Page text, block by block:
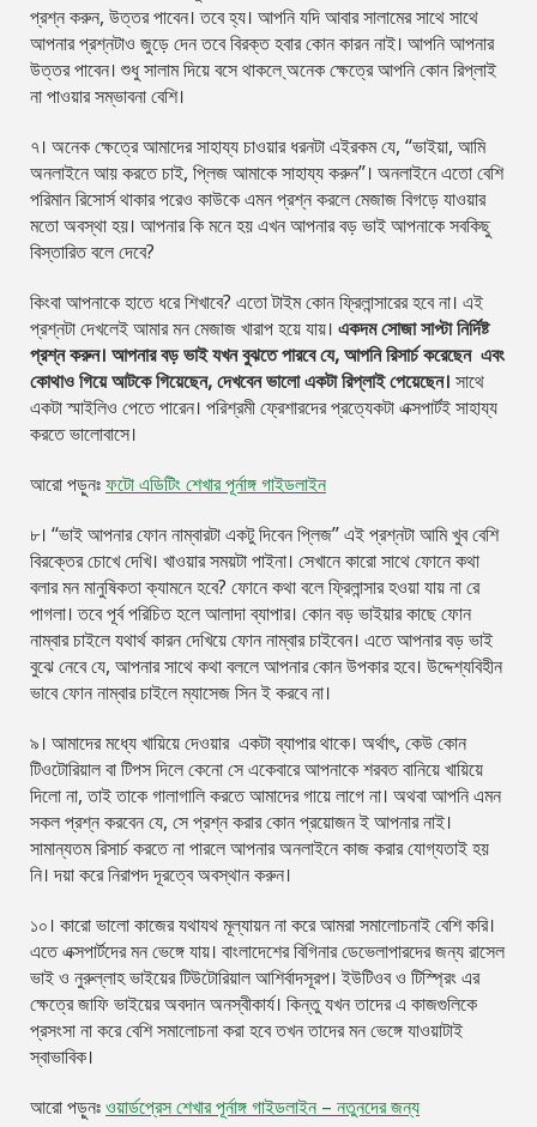
প্রশ্ন করুন, উত্তর পাবেন। তবে হ্য। আপনি ‍যদি আবার সালামের সাথে সাথে
আপনার প্রশ্নটাও জুড়ে দেন তবে বিরক্ত হবার কোন কারন নাই। আপনি আপনার
উত্তর পাবেন। শুধু সালাম দিয়ে বসে থাকলে ্অনেক ক্ষেত্রে আপনি ‍কোন রিপ্লাই
না পাওয়ার সম্ভাবনা বেশি।
৭। অনেক ক্ষেত্রে আমাদের সাহায্য চাওয়ার ধরনটা এইরকম যে, “ভাইয়া, আমি
অনলাইনে আয় করতে চাই, প্লিজ আমাকে সাহায্য করুন”। অনলাইনে এতো বেশি
পরিমান রিসোর্স থাকার পরেও কাউকে এমন প্রশ্ন করলে মেজাজ বিগড়ে যাওয়ার
মতো অবস্থা হয়। আপনার কি মনে হয় এখন আপনার বড় ভাই আপনাকে সবকিছু
বিস্তারিত বলে দেবে?
কিংবা আপনাকে হাতে ধরে শিখাবে? এতো টাইম কোন ফ্রিলান্সারের হবে না। এই
প্রশ্নটা দেখলেই আমার মন মেজাজ খারাপ হয়ে যায়। একদম সোজা সাপ্টা নির্দিষ্ট
প্রশ্ন করুন। আপনার বড় ভাই যখন বুঝতে পারবে যে, আপনি রিসার্চ করেছেন এবং
কোথাও গিয়ে আটকে গিয়েছেন, দেখবেন ভালো একটা রিপ্লাই পেয়েছেন। সাথে
একটা স্মাইলিও পেতে পারেন। পরিশ্রমী ফ্রেশারদের প্রত্যেকটা এক্সপার্টই সাহায্য
করতে ভালোবাসে।
আরো পড়ুনঃফটো এডিটিং শেখার পূর্নাঙ্গ গাইডলাইন
৮। “ভাই আপনার ফোন নাম্বারটা একটু দিবেন প্লিজ” এই প্রশ্নটা আমি খুব বেশি
বিরক্তের চোখে দেখি। খাওয়ার সময়টা পাইনা। সেখানে কারো সাথে ফোনে কথা
বলার মন মানুষিকতা ক্যামনে হবে? ফোনে কথা বলে ফ্রিলান্সার হওয়া যায় না রে
পাগলা। তবে পূর্ব পরিচিত হলে আলাদা ব্যাপার। কোন বড় ভাইয়ার কাছে ফোন
নাম্বার চাইলে যথার্থ কারন দেখিয়ে ফোন নাম্বার চাইবেন। এতে আপনার বড় ভাই
বুঝে নেবে যে, আপনার সাথে কথা বললে আপনার কোন উপকার হবে। উদ্দেশ্যবিহীন
ভাবে ফোন নাম্বার চাইলে ম্যাসেজ সিন ই করবে না।
৯। আমাদের মধ্যে খায়িয়ে দেওয়ার একটা ব্যাপার থাকে। অর্থাৎ, কেউ কোন
টিওটোরিয়াল বা টিপস দিলে কেনো সে একেবারে আপনাকে শরবত বানিয়ে খায়িয়ে
দিলো না, তাই তাকে গালাগালি করতে আমাদের গায়ে লাগে না। অথবা আপনি এমন
সকল প্রশ্ন করবেন যে, সে প্রশ্ন করার কোন প্রয়োজন ই আপনার নাই।
সামান্যতম রিসার্চ করতে না পারলে আপনার অনলাইনে কাজ করার যোগ্যতাই হয়
নি। দয়া করে নিরাপদ দূরত্বে অবস্থান করুন।
১০। কারো ভালো কাজের যথাযথ মূল্যায়ন না করে আমরা সমালোচনাই বেশি করি।
এতে এক্সপার্টদের মন ভেঙ্গে যায়। বাংলাদেশের বিগিনার ডেভেলাপারদের জন্য রাসেল
ভাই ও নুরুল্লাহ ভাইয়ের টিউটোরিয়াল আশির্বাদসূরপ। ইউটিওব ও টিস্প্রিং এর
ক্ষেত্রে জাফি ভাইয়ের অবদান অনস্বীকার্য। কিন্তু যখন তাদের এ কাজগুলিকে
প্রসংসা না করে বেশি সমালোচনা করা হবে তখন তাদের মন ভেঙ্গে যাওয়াটাই
স্বাভাবিক।
আরো পড়ুনঃওয়ার্ডপ্রেস শেখার পূর্নাঙ্গ গাইডলাইন – নতুনদের জন্য